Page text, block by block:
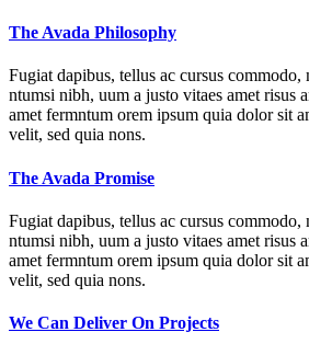
The Avada Philosophy
Fugiat dapibus, tellus ac cursus commodo,
ntumsi nibh, uum a justo vitaes amet risus
amet fermntum orem ipsum quia dolor sit
velit, sed quia nons.
The Avada Promise
Fugiat dapibus, tellus ac cursus commodo,
ntumsi nibh, uum a justo vitaes amet risus
amet fermntum orem ipsum quia dolor sit
velit, sed quia nons.
We Can Deliver On Projects